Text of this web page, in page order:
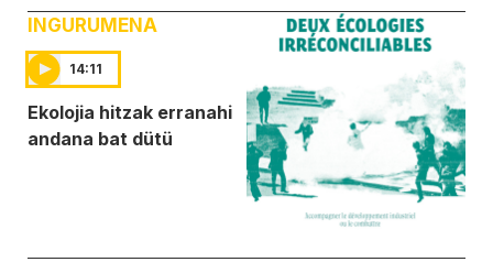
INGURUMENA
14:11
Ekolojia hitzak erranahi
andana bat dütü